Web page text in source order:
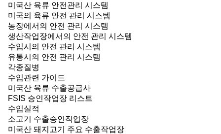
미국산 육류 안전관리 시스템
미국의 육류 안전 관리 시스템
농장에서의 안전 관리 시스템
생산작업장에서의 안전 관리 시스템
수입시의 안전 관리 시스템
유통시의 안전 관리 시스템
각종질병
수입관련 가이드
미국산 육류 수출공급사
FSIS 승인작업장 리스트
수입실적
소고기 수출승인작업장
미국산 돼지고기 주요 수출작업장